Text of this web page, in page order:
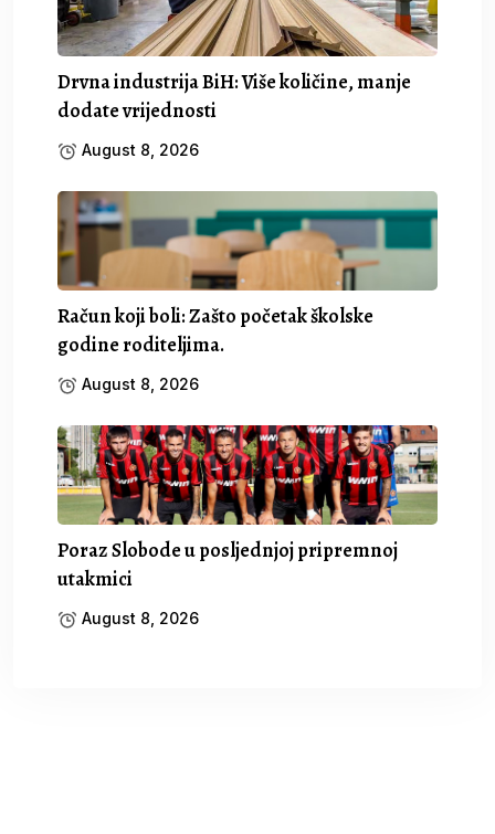
Drvna industrija BiH: Više količine, manje
dodate vrijednosti
August 8, 2026
Račun koji boli: Zašto početak školske
godine roditeljima.
August 8, 2026
Poraz Slobode u posljednjoj pripremnoj
utakmici
August 8, 2026